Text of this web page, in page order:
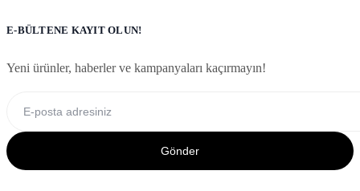
E-BÜLTENE KAYIT OLUN!
Yeni ürünler, haberler ve kampanyaları kaçırmayın!
Gönder